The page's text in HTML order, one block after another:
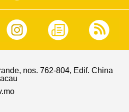
nos. 762-804, Edif. China